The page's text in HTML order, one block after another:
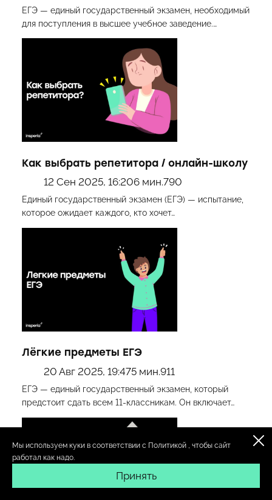
Мы используем куки в соответствии с Политикой , чтобы сайт
работал как надо.
Принять
ЕГЭ — единый государственный экзамен, необходимый
для поступления в высшее учебное заведение.…
Как выбрать репетитора / онлайн-школу
12 Сен 2025, 16:206 мин.790
Единый государственный экзамен (ЕГЭ) — испытание,
которое ожидает каждого, кто хочет…
Лёгкие предметы ЕГЭ
20 Авг 2025, 19:475 мин.911
ЕГЭ — единый государственный экзамен, который
предстоит сдать всем 11-классникам. Он включает…